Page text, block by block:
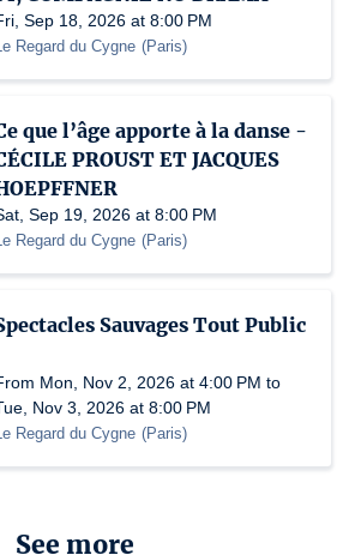
Sep 18, 2026 at 8:00 PM
Regard du Cygne (Paris)
que l’âge apporte à la danse -
PROUST ET JACQUES
Sep 19, 2026 at 8:00 PM
Regard du Cygne (Paris)
Sauvages Tout Public
Mon, Nov 2, 2026 at 4:00 PM to
Nov 3, 2026 at 8:00 PM
Regard du Cygne (Paris)
See more